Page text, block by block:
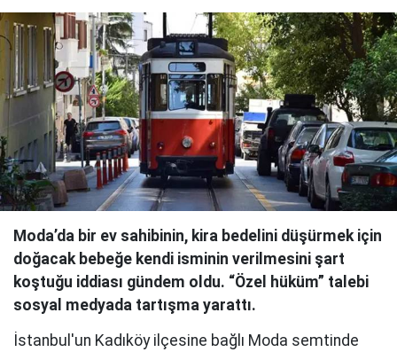
Moda’da bir ev sahibinin, kira bedelini düşürmek için
doğacak bebeğe kendi isminin verilmesini şart
koştuğu iddiası gündem oldu. “Özel hüküm” talebi
sosyal medyada tartışma yarattı.
İstanbul'un Kadıköy ilçesine bağlı Moda semtinde